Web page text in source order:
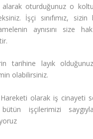
oturduğunuz o
İşçi sınıfımız, sizin
aynısını size
tarihine layık
olabilirsiniz.
olarak iş cinayeti
işçilerimizi